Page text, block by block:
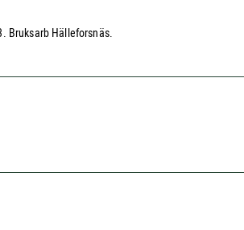
Bruksarb Hälleforsnäs.